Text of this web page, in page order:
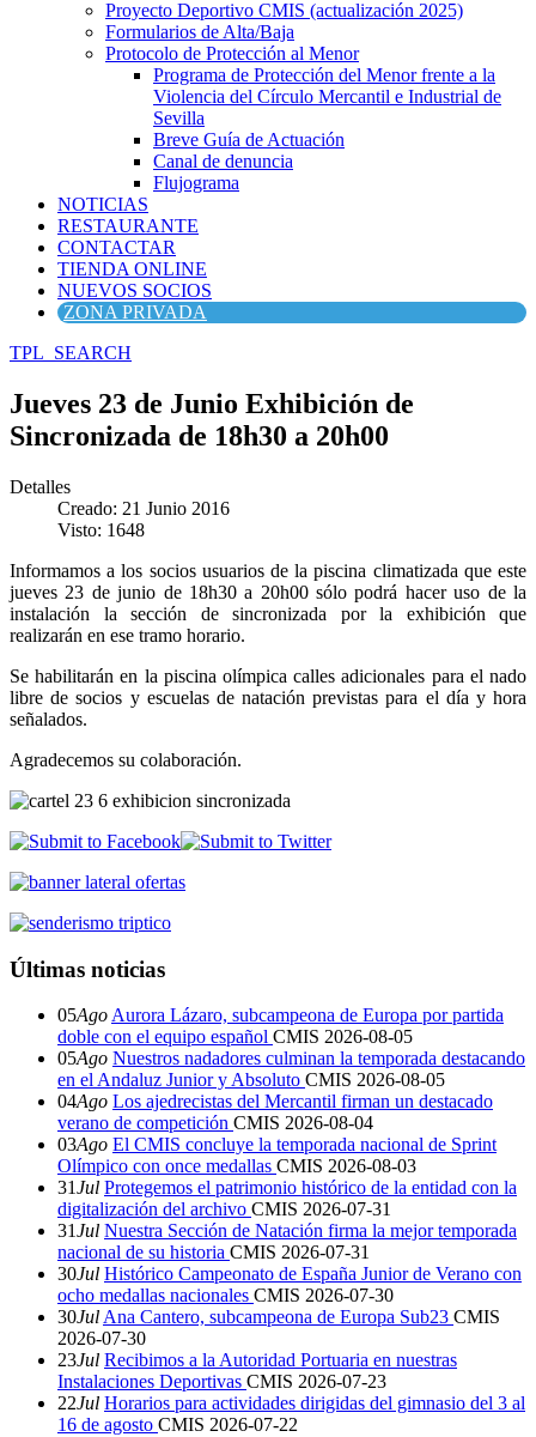
Proyecto Deportivo CMIS (actualización 2025)
Formularios de Alta/Baja
Protocolo de Protección al Menor
Programa de Protección del Menor frente a la
Violencia del Círculo Mercantil e Industrial de
Sevilla
Breve Guía de Actuación
Canal de denuncia
Flujograma
NOTICIAS
RESTAURANTE
CONTACTAR
TIENDA ONLINE
NUEVOS SOCIOS
ZONA PRIVADA
TPL_SEARCH
Jueves 23 de Junio Exhibición de
Sincronizada de 18h30 a 20h00
Detalles
Creado: 21 Junio 2016
Visto: 1648
Informamos a los socios usuarios de la piscina climatizada que este
jueves 23 de junio de 18h30 a 20h00 sólo podrá hacer uso de la
instalación la sección de sincronizada por la exhibición que
realizarán en ese tramo horario.
Se habilitarán en la piscina olímpica calles adicionales para el nado
libre de socios y escuelas de natación previstas para el día y hora
señalados.
Agradecemos su colaboración.
Últimas noticias
05Ago Aurora Lázaro, subcampeona de Europa por partida
doble con el equipo español CMIS 2026-08-05
05Ago Nuestros nadadores culminan la temporada destacando
en el Andaluz Junior y Absoluto CMIS 2026-08-05
04Ago Los ajedrecistas del Mercantil firman un destacado
verano de competición CMIS 2026-08-04
03Ago El CMIS concluye la temporada nacional de Sprint
Olímpico con once medallas CMIS 2026-08-03
31Jul Protegemos el patrimonio histórico de la entidad con la
digitalización del archivo CMIS 2026-07-31
31Jul Nuestra Sección de Natación firma la mejor temporada
nacional de su historia CMIS 2026-07-31
30Jul Histórico Campeonato de España Junior de Verano con
ocho medallas nacionales CMIS 2026-07-30
30Jul Ana Cantero, subcampeona de Europa Sub23 CMIS
2026-07-30
23Jul Recibimos a la Autoridad Portuaria en nuestras
Instalaciones Deportivas CMIS 2026-07-23
22Jul Horarios para actividades dirigidas del gimnasio del 3 al
16 de agosto CMIS 2026-07-22